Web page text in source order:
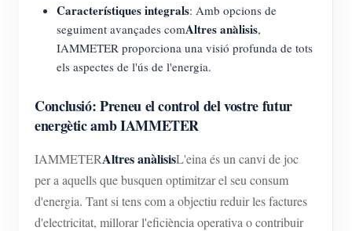
Característiques integrals: Amb opcions de
seguiment avançades comAltres anàlisis,
IAMMETER proporciona una visió profunda de tots
els aspectes de l'ús de l'energia.
Conclusió: Preneu el control del vostre futur
energètic amb IAMMETER
IAMMETERAltres anàlisisL'eina és un canvi de joc
per a aquells que busquen optimitzar el seu consum
d'energia. Tant si tens com a objectiu reduir les factures
d'electricitat, millorar l'eficiència operativa o contribuir